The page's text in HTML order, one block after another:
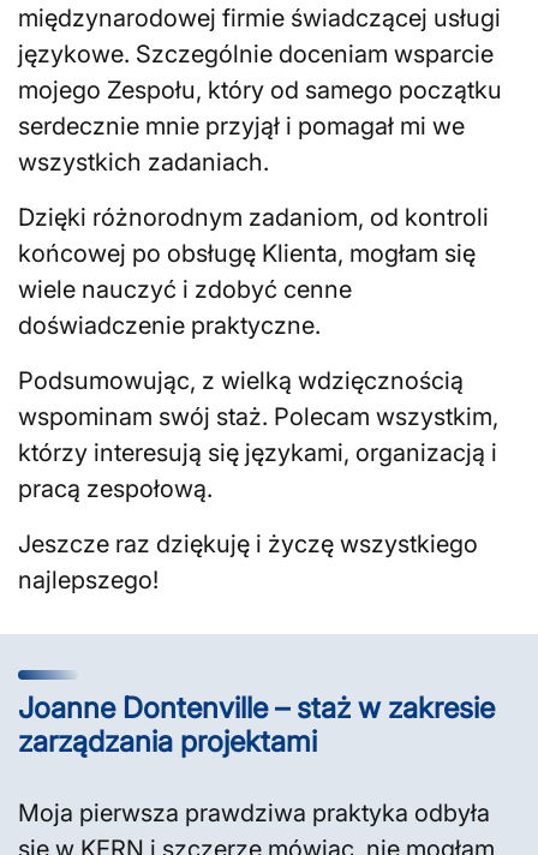
międzynarodowej firmie świadczącej usługi
językowe. Szczególnie doceniam wsparcie
mojego Zespołu, który od samego początku
serdecznie mnie przyjął i pomagał mi we
wszystkich zadaniach.
Dzięki różnorodnym zadaniom, od kontroli
końcowej po obsługę Klienta, mogłam się
wiele nauczyć i zdobyć cenne
doświadczenie praktyczne.
Podsumowując, z wielką wdzięcznością
wspominam swój staż. Polecam wszystkim,
którzy interesują się językami, organizacją i
pracą zespołową.
Jeszcze raz dziękuję i życzę wszystkiego
najlepszego!
Joanne Dontenville – staż w zakresie
zarządzania projektami
Moja pierwsza prawdziwa praktyka odbyła
się w KERN i szczerze mówiąc, nie mogłam